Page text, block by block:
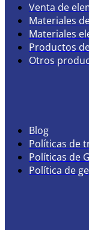
Venta de
Materiales
Materiales
Productos
Otros
Blog
Políticas de
Políticas de
Política de